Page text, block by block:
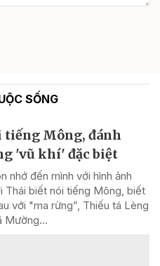
SỐNG
tiếng Mông, đánh
'vũ khí' đặc biệt
nhớ đến mình với hình ảnh
biết nói tiếng Mông, biết
với "ma rừng”, Thiếu tá Lèng
Mường...